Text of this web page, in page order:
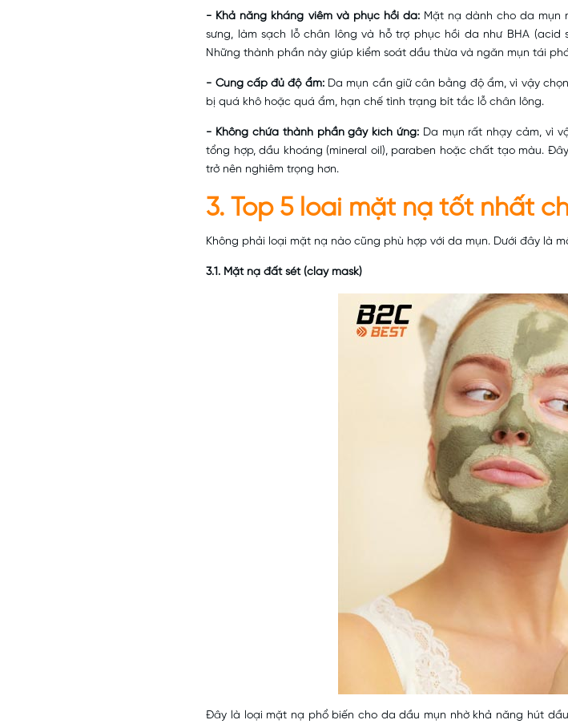
- Khả năng kháng viêm và phục hồi da: Mặt nạ dành cho da mụn
sưng, làm sạch lỗ chân lông và hỗ trợ phục hồi da như BHA
Những thành phần này giúp kiểm soát dầu thừa và ngăn mụn tái
- Cung cấp đủ độ ẩm:Da mụn cần giữ cân bằng độ ẩm, vì vậy
bị quá khô hoặc quá ẩm, hạn chế tình trạng bít tắc lỗ chân lông.
- Không chứa thành phần gây kích ứng: Da mụn rất nhạy cảm, vì
tổng hợp, dầu khoáng (mineral oil), paraben hoặc chất tạo màu.
trở nên nghiêm trọng hơn.
3. Top 5 loai mặt nạ tốt nhất
Không phải loại mặt nạ nào cũng phù hợp với da mụn. Dưới đây là
3.1. Mặt nạ đất sét (clay mask)
Đây là loại mặt nạ phổ biến cho da dầu mụn nhờ khả năng hút